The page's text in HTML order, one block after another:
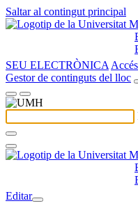
Saltar al contingut principal
SEU ELECTRÒNICA
Gestor de continguts del lloc
Editar